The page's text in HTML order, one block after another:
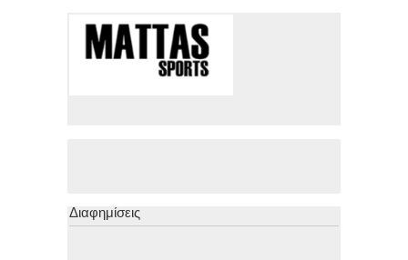
Διαφημίσεις